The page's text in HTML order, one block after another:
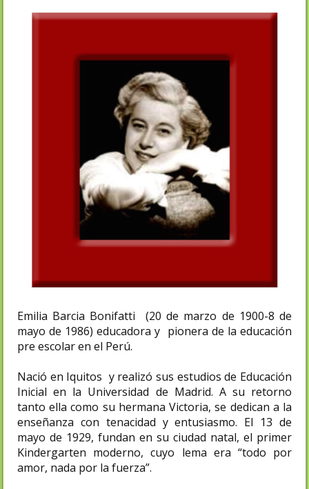
Emilia Barcia Bonifatti (20 de marzo de 1900-8 de
mayo de 1986)educadora y pionera de la educación
pre escolar en el Perú.
Nació en Iquitos y realizó sus estudios de Educación
Inicial en la Universidad de Madrid. A su retorno
tanto ella como su hermana Victoria, se dedican a la
enseñanza con tenacidad y entusiasmo. El 13 de
mayo de 1929, fundan en su ciudad natal, el primer
Kindergarten moderno, cuyo lema era “todo por
amor, nada por la fuerza”.